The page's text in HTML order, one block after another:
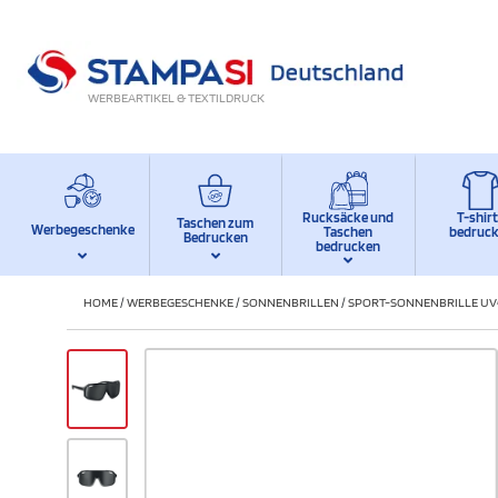
WERBEARTIKEL & TEXTILDRUCK
Werbegeschenke
Taschen zum
Bedrucken
Rucksäcke und
Taschen
bedrucken
T-
HOME/WERBEGESCHENKE/SONNENBRILLEN /SPORT-SONNENBRILLE